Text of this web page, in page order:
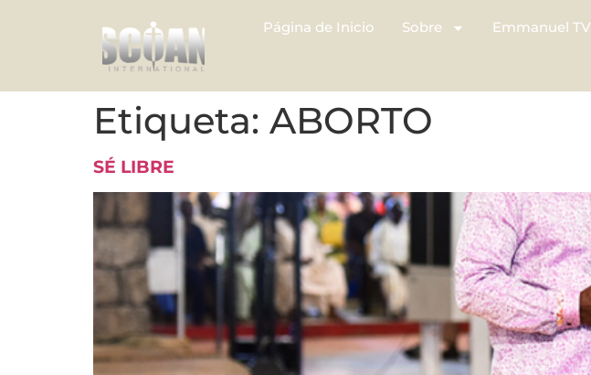
Página de Inicio Sobre Emmanuel TV
Etiqueta: ABORTO
SÉ LIBRE